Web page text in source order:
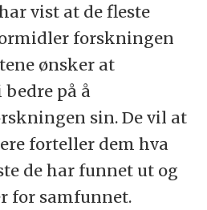
vist at de fleste
forskningen
ønsker at
på å
sin. De vil at
forteller dem hva
de har funnet ut og
for samfunnet.